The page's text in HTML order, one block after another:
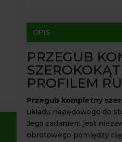
OPIS
PRZEGUB
PROFILEM
Przegub kompletny
układu napędowego do
Jego zadaniem jest
obrotowego pomiędzy